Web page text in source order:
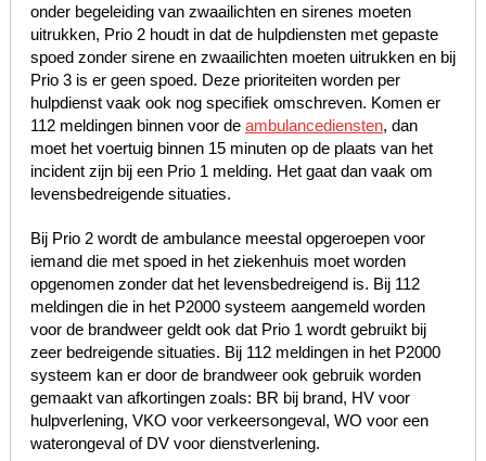
onder begeleiding van zwaailichten en sirenes moeten
uitrukken, Prio 2 houdt in dat de hulpdiensten met gepaste
spoed zonder sirene en zwaailichten moeten uitrukken en bij
Prio 3 is er geen spoed. Deze prioriteiten worden per
hulpdienst vaak ook nog specifiek omschreven. Komen er
112 meldingen binnen voor de ambulancediensten, dan
moet het voertuig binnen 15 minuten op de plaats van het
incident zijn bij een Prio 1 melding. Het gaat dan vaak om
levensbedreigende situaties.
Bij Prio 2 wordt de ambulance meestal opgeroepen voor
iemand die met spoed in het ziekenhuis moet worden
opgenomen zonder dat het levensbedreigend is. Bij 112
meldingen die in het P2000 systeem aangemeld worden
voor de brandweer geldt ook dat Prio 1 wordt gebruikt bij
zeer bedreigende situaties. Bij 112 meldingen in het P2000
systeem kan er door de brandweer ook gebruik worden
gemaakt van afkortingen zoals: BR bij brand, HV voor
hulpverlening, VKO voor verkeersongeval, WO voor een
waterongeval of DV voor dienstverlening.